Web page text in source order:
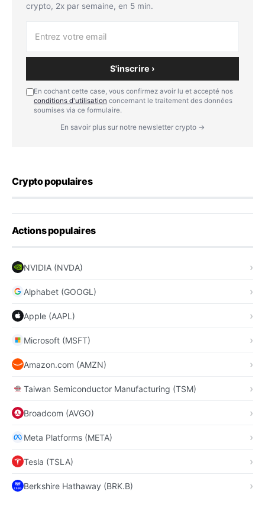
crypto, 2x par semaine, en 5 min.
S'inscrire ›
En cochant cette case, vous confirmez avoir lu et accepté nos
conditions d'utilisation concernant le traitement des données
soumises via ce formulaire.
En savoir plus sur notre newsletter crypto →
Crypto populaires
Actions populaires
NVIDIA (NVDA)
Alphabet (GOOGL)
Apple (AAPL)
Microsoft (MSFT)
Amazon.com (AMZN)
Taiwan Semiconductor Manufacturing (TSM)
Broadcom (AVGO)
Meta Platforms (META)
Tesla (TSLA)
Berkshire Hathaway (BRK.B)